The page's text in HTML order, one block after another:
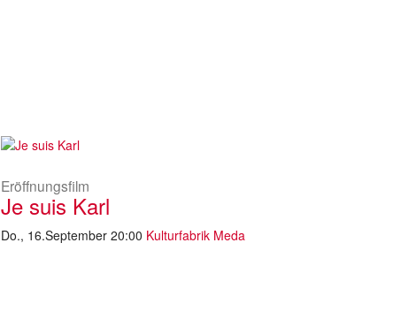
Eröffnungsfilm
Je suis Karl
Do., 16.September 20:00 Kulturfabrik Meda